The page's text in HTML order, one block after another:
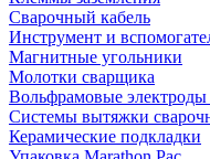
Сварочный кабель
Инструмент и
Магнитные угольники
Молотки сварщика
Вольфрамовые
Системы вытяжки
Керамические подкладки